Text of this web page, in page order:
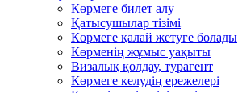
Көрмеге билет алу
Қатысушылар тізімі
Көрмеге қалай жетуге болады
Көрменің жұмыс уақыты
Визалық қолдау, турагент
Көрмеге келудің ережелері